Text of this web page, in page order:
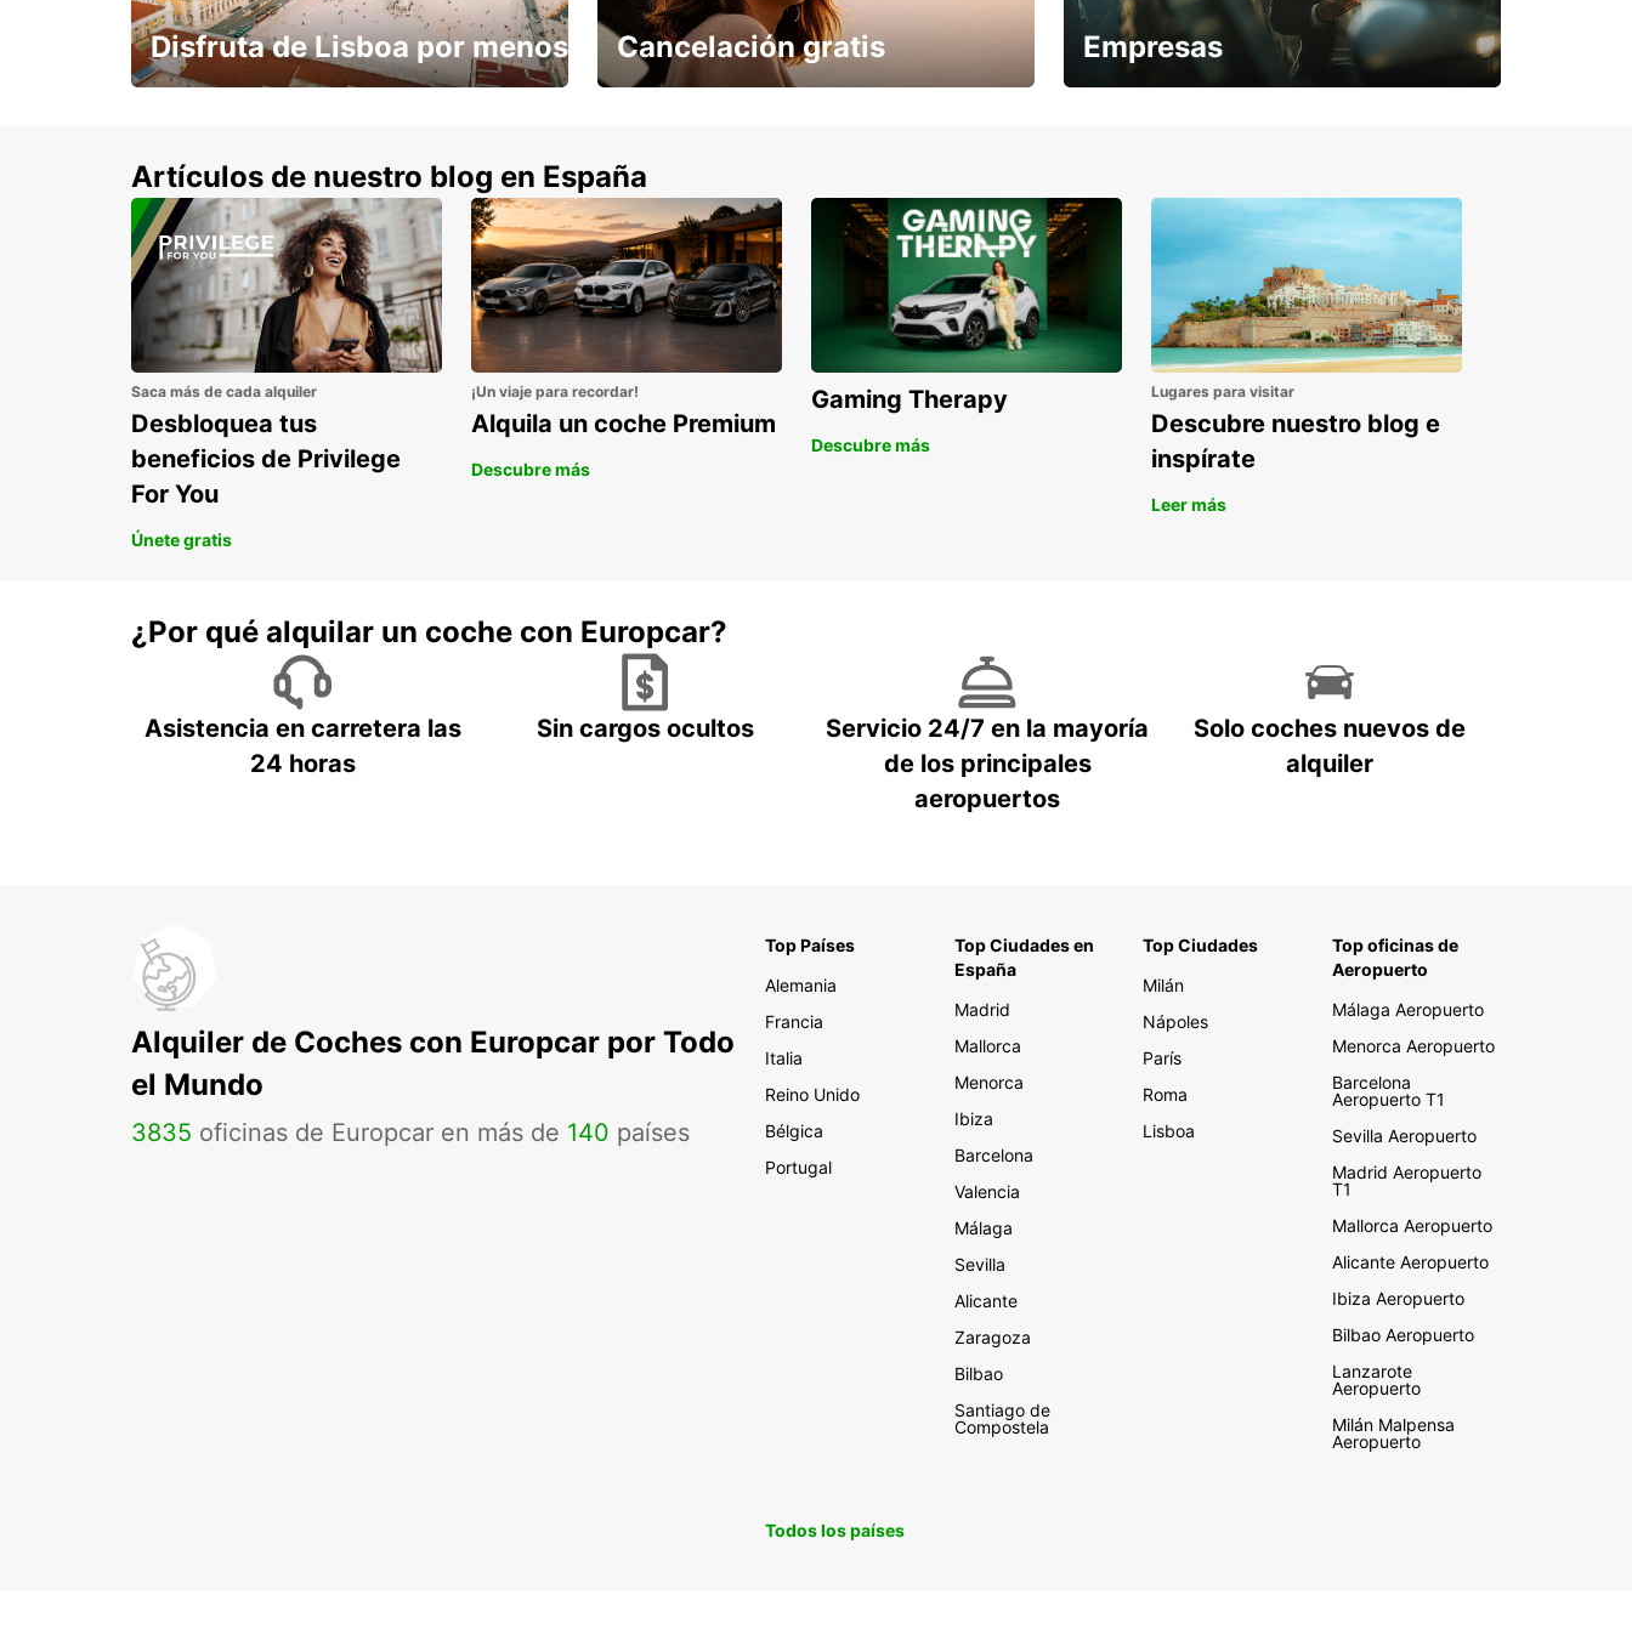
NIORT - FRANCE
Disfruta de Lisboa por menos Cancelación gratis Empresas
Artículos de nuestro blog en España
Saca más de cada alquiler
Desbloquea tus
beneficios de Privilege
For You
Únete gratis
¡Un viaje para recordar!
Alquila un coche Premium
Descubre más
Gaming Therapy
Descubre más
Lugares para visitar
Descubre nuestro blog e
inspírate
Leer más
¿Por qué alquilar un coche con Europcar?
Asistencia en carretera las
24 horas
Sin cargos ocultos
Servicio 24/7 en la mayoría
de los principales
aeropuertos
Solo coches nuevos de
alquiler
Alquiler de Coches con Europcar por Todo
el Mundo
3835 oficinas de Europcar en más de 140 países
Top Países
Alemania
Francia
Italia
Reino Unido
Bélgica
Portugal
Top Ciudades en
España
Madrid
Mallorca
Menorca
Ibiza
Barcelona
Valencia
Málaga
Sevilla
Alicante
Zaragoza
Bilbao
Santiago de
Compostela
Top Ciudades
Milán
Nápoles
París
Roma
Lisboa
Top oficinas de
Aeropuerto
Málaga Aeropuerto
Menorca Aeropuerto
Barcelona
Aeropuerto T1
Sevilla Aeropuerto
Madrid Aeropuerto
T1
Mallorca Aeropuerto
Alicante Aeropuerto
Ibiza Aeropuerto
Bilbao Aeropuerto
Lanzarote
Aeropuerto
Milán Malpensa
Aeropuerto
Todos los países